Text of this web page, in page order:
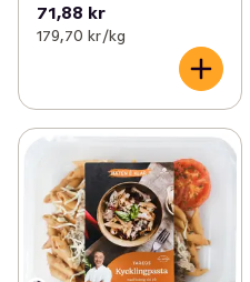
71,88 kr
179,70 kr /kg